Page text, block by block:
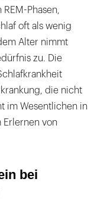
Phasen,
oft als wenig
Alter nimmt
zu. Die
die nicht
im Wesentlichen in
Erlernen von
bei